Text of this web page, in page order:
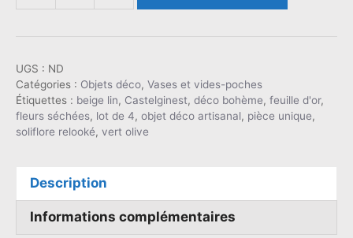
de
lin
et
vert
UGS : ND
Catégories : Objets déco, Vases et vides-poches
Étiquettes : beige lin, Castelginest, déco bohème, feuille d'or,
fleurs séchées, lot de 4, objet déco artisanal, pièce unique,
soliflore relooké, vert olive
Description
Informations complémentaires